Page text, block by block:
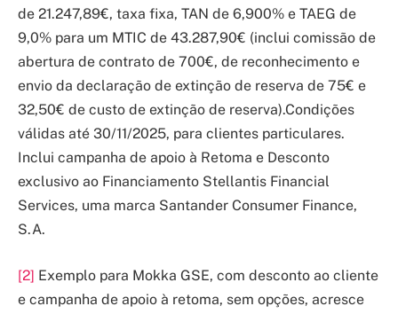
de 21.247,89€, taxa fixa, TAN de 6,900% e TAEG de
9,0% para um MTIC de 43.287,90€ (inclui comissão de
abertura de contrato de 700€, de reconhecimento e
envio da declaração de extinção de reserva de 75€ e
32,50€ de custo de extinção de reserva).Condições
válidas até 30/11/2025, para clientes particulares.
Inclui campanha de apoio à Retoma e Desconto
exclusivo ao Financiamento Stellantis Financial
Services, uma marca Santander Consumer Finance,
S.A.
[2] Exemplo para Mokka GSE, com desconto ao cliente
e campanha de apoio à retoma, sem opções, acresce